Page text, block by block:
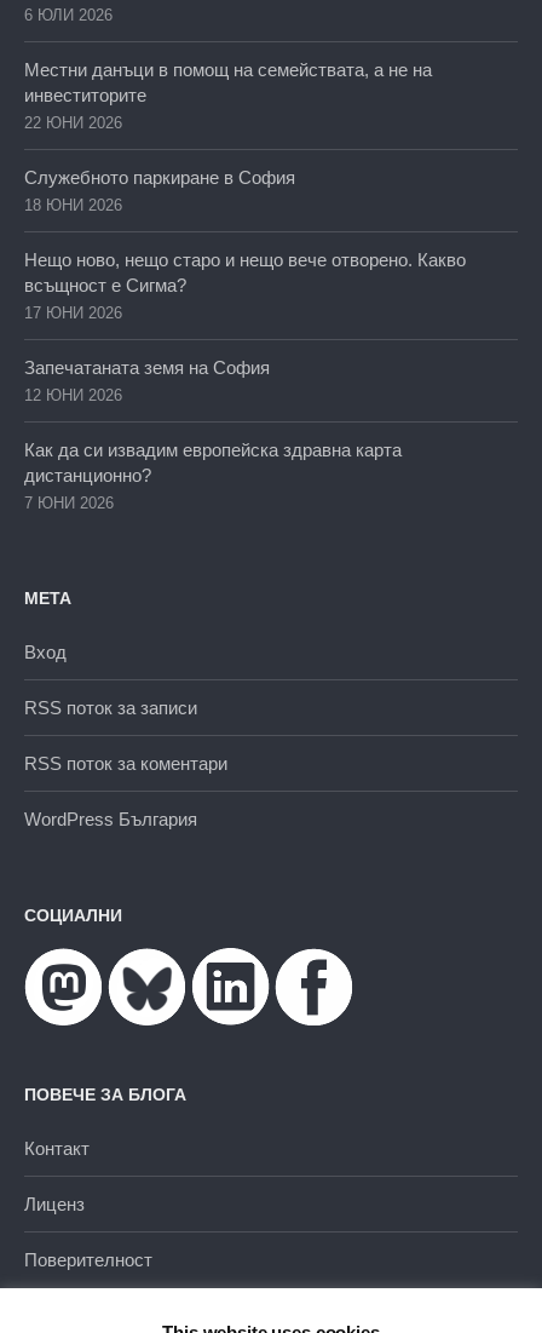
6 ЮЛИ 2026
Местни данъци в помощ на семействата, а не на
инвеститорите
22 ЮНИ 2026
Служебното паркиране в София
18 ЮНИ 2026
Нещо ново, нещо старо и нещо вече отворено. Какво
всъщност е Сигма?
17 ЮНИ 2026
Запечатаната земя на София
12 ЮНИ 2026
Как да си извадим европейска здравна карта
дистанционно?
7 ЮНИ 2026
МЕТА
Вход
RSS поток за записи
RSS поток за коментари
WordPress България
СОЦИАЛНИ
ПОВЕЧЕ ЗА БЛОГА
Контакт
Лиценз
Поверителност